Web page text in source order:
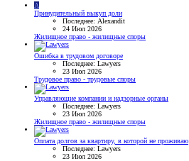
A
Принудительный выкуп доли
Последнее: Alexandit
24 Июл 2026
Жилищное право - жилищные споры
Ошибка в трудовом договоре
Последнее: Lawyers
23 Июл 2026
Трудовое право - трудовые споры
Управляющие компании и надзорные органы
Последнее: Lawyers
23 Июл 2026
Жилищное право - жилищные споры
Оплата долгов за квартиру, в которой не проживаю
Последнее: Lawyers
23 Июл 2026